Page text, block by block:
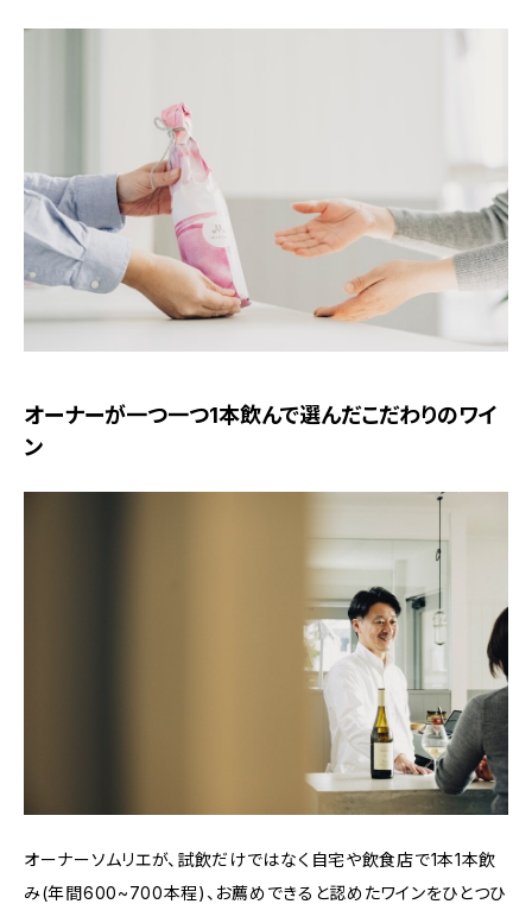
オーナーが一つ一つ1本飲んで選んだこだわりのワイ
ン
オーナーソムリエが、試飲だけではなく自宅や飲食店で1本1本飲
み(年間600~700本程)、お薦めできると認めたワインをひとつひ